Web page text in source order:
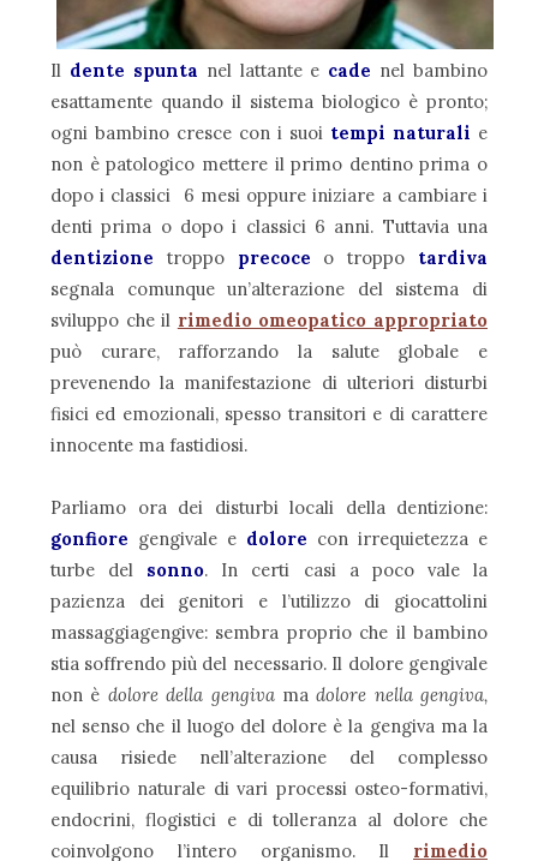
Il dente spunta nel lattante e cade nel bambino
esattamente quando il sistema biologico è pronto;
ogni bambino cresce con i suoi tempi naturali e
non è patologico mettere il primo dentino prima o
dopo i classici 6 mesi oppure iniziare a cambiare i
denti prima o dopo i classici 6 anni. Tuttavia una
dentizione
troppo precoce o troppo tardiva
segnala comunque un’alterazione del sistema di
sviluppo che il rimedio omeopatico appropriato
può curare, rafforzando la salute globale e
prevenendo la manifestazione di ulteriori disturbi
fisici ed emozionali, spesso transitori e di carattere
innocente ma fastidiosi.
Parliamo ora dei disturbi locali della dentizione:
gonfiore gengivale e dolore con irrequietezza e
turbe del sonno. In certi casi a poco vale la
pazienza dei genitori e l’utilizzo di giocattolini
massaggiagengive: sembra proprio che il bambino
stia soffrendo più del necessario. Il dolore gengivale
non è dolore della gengivamadolore nella gengiva,
nel senso che il luogo del dolore è la gengiva ma la
causa risiede nell’alterazione del complesso
equilibrio naturale di vari processi osteo-formativi,
endocrini, flogistici e di tolleranza al dolore che
coinvolgono l’intero organismo. Il rimedio